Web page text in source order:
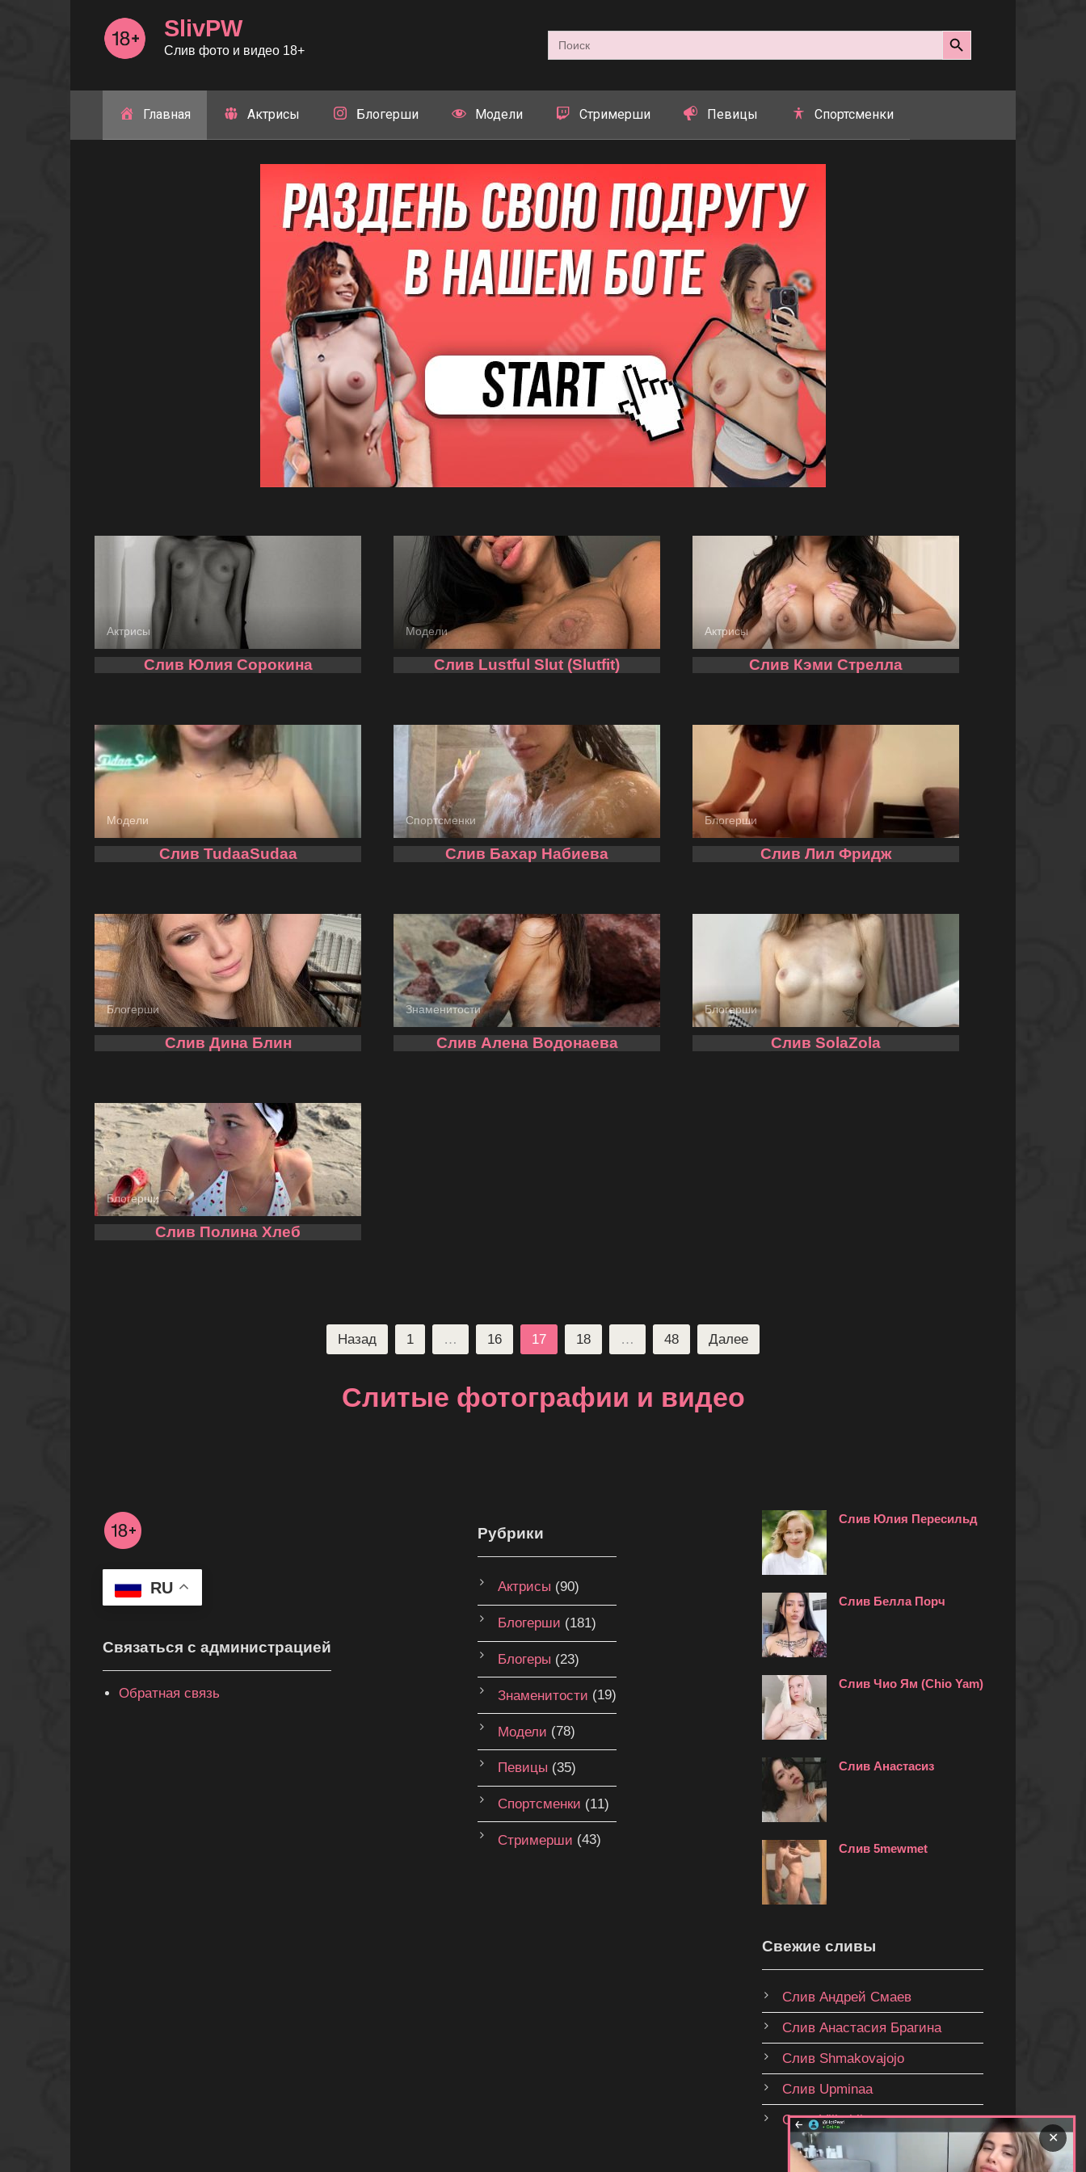
SlivPW
Слив фото и видео 18+
Search
for:
Search Button
Главная Актрисы Блогерши Модели Стримерши Певицы Спортсменки
Актрисы
Слив Юлия Сорокина
Модели
Слив Lustful Slut (Slutfit)
Актрисы
Слив Кэми Стрелла
Модели
Слив TudaaSudaa
Спортсменки
Слив Бахар Набиева
Блогерши
Слив Лил Фридж
Блогерши
Слив Дина Блин
Знаменитости
Слив Алена Водонаева
Блогерши
Слив SolaZola
Блогерши
Слив Полина Хлеб
Назад 1 … 16 17 18 … 48 Далее
Слитые фотографии и видео
RU
Связаться с администрацией
Обратная связь
Рубрики
Актрисы (90)
Блогерши (181)
Блогеры (23)
Знаменитости (19)
Модели (78)
Певицы (35)
Спортсменки (11)
Стримерши (43)
Слив Юлия Пересильд
Слив Белла Порч
Слив Чио Ям (Chio Yam)
Слив Анастасиз
Слив 5mewmet
Свежие сливы
Слив Андрей Смаев
Слив Анастасия Брагина
Слив Shmakovajojo
Слив Upminaa
Слив Vilkablinn
✕